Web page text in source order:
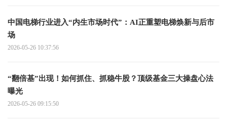
中国电梯行业进入“内生市场时代”：AI正重塑电梯焕新与后市
场
2026-05-26 10:37:56
“翻倍基”出现！如何抓住、抓稳牛股？顶级基金三大操盘心法
曝光
2026-05-26 09:15:50